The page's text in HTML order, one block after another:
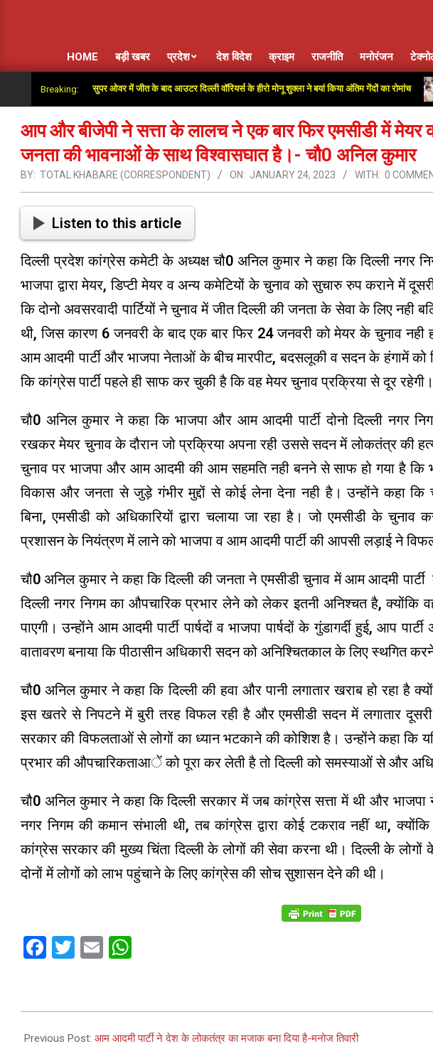
HOME बड़ी खबर प्रदेश देश विदेश क्राइम राजनीति मनोरंजन
Breaking:
साथ दिया”: सुपर ओवर में जीत के बाद आउटर दिल्ली वॉरियर्स के हीरो मोनू शुक्ला ने बयां किया अंतिम गेंदों का रोमांच
आप और बीजेपी ने सत्ता के लालच ने एक बार फिर एमसीडी में मेयर
जनता की भावनाओं के साथ विश्वासघात है।- चौ0 अनिल कुमार
BY: TOTAL KHABARE (CORRESPONDENT) ON: JANUARY 24, 2023 WITH: 0
Listen to this article
दिल्ली प्रदेश कांग्रेस कमेटी के अध्यक्ष चौ0 अनिल कुमार ने कहा कि दिल्ली नगर
भाजपा द्वारा मेयर, डिप्टी मेयर व अन्य कमेटियों के चुनाव को सुचारु रुप कराने में
कि दोनो अवसरवादी पार्टियों ने चुनाव में जीत दिल्ली की जनता के सेवा के लिए नही
थी, जिस कारण 6 जनवरी के बाद एक बार फिर 24 जनवरी को मेयर के चुनाव नही
आम आदमी पार्टी और भाजपा नेताओं के बीच मारपीट, बदसलूकी व सदन के हंगामें को
कि कांग्रेस पार्टी पहले ही साफ कर चुकी है कि वह मेयर चुनाव प्रक्रिया से दूर रहेगी।
चौ0 अनिल कुमार ने कहा कि भाजपा और आम आदमी पार्टी दोनो दिल्ली नगर
रखकर मेयर चुनाव के दौरान जो प्रक्रिया अपना रही उससे सदन में लोकतंत्र की
चुनाव पर भाजपा और आम आदमी की आम सहमति नही बनने से साफ हो गया है कि
विकास और जनता से जुड़े गंभीर मुद्दों से कोई लेना देना नही है। उन्होंने कहा कि
बिना, एमसीडी को अधिकारियों द्वारा चलाया जा रहा है। जो एमसीडी के
प्रशासन के नियंत्रण में लाने को भाजपा व आम आदमी पार्टी की आपसी लड़ाई ने
चौ0 अनिल कुमार ने कहा कि दिल्ली की जनता ने एमसीडी चुनाव में आम आदमी पार्टी
दिल्ली नगर निगम का औपचारिक प्रभार लेने को लेकर इतनी अनिश्चत है, क्योंकि
पाएगी। उन्होंने आम आदमी पार्टी पार्षदों व भाजपा पार्षदों के गुंडागर्दी हुई, आप
वातावरण बनाया कि पीठासीन अधिकारी सदन को अनिश्चितकाल के लिए स्थगित
चौ0 अनिल कुमार ने कहा कि दिल्ली की हवा और पानी लगातार खराब हो रहा है
इस खतरे से निपटने में बुरी तरह विफल रही है और एमसीडी सदन में लगातार दूसरी
सरकार की विफलताओं से लोगों का ध्यान भटकाने की कोशिश है। उन्होंने कहा कि
प्रभार की औपचारिकताआें को पूरा कर लेती है तो दिल्ली को समस्याओं से और
चौ0 अनिल कुमार ने कहा कि दिल्ली सरकार में जब कांग्रेस सत्ता में थी और भाजपा
नगर निगम की कमान संभाली थी, तब कांग्रेस द्वारा कोई टकराव नहीं था, क्योंकि
कांग्रेस सरकार की मुख्य चिंता दिल्ली के लोगों की सेवा करना थी। दिल्ली के
दोनों में लोगों को लाभ पहुंचाने के लिए कांग्रेस की सोच सुशासन देने की थी।
Facebook
Twitter
Email
01-
Previous Post: आम आदमी पार्टी ने देश के लोकतंत्र का मजाक बना दिया है-मनोज तिवारी